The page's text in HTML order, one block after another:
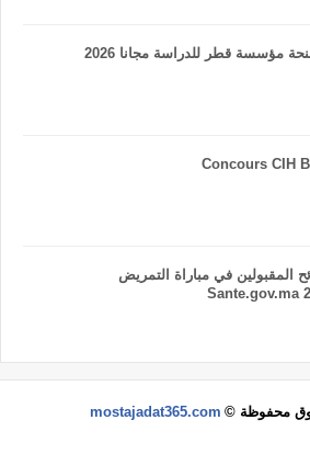
مؤسسة قطر للدراسة مجانا 2026
Concours CIH
المقبولين في مباراة التمريض
Sante.gov.ma
محفوظة © mostajadat365.com